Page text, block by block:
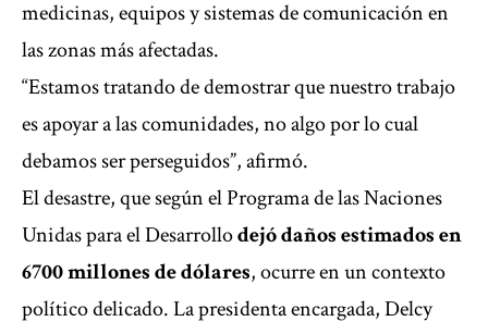
medicinas, equipos y sistemas de comunicación en
las zonas más afectadas.
“Estamos tratando de demostrar que nuestro trabajo
es apoyar a las comunidades, no algo por lo cual
debamos ser perseguidos”, afirmó.
El desastre, que según el Programa de las Naciones
Unidas para el Desarrollodejó daños estimados en
6700 millones de dólares, ocurre en un contexto
político delicado. La presidenta encargada, Delcy